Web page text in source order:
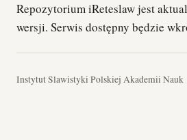
Repozytorium iReteslaw jest
wersji. Serwis dostępny będzie
Instytut Slawistyki Polskiej Akademii Nauk